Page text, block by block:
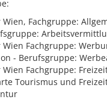
Fachgruppe:
Fachgruppe:
- Berufsgruppe:
Fachgruppe:
Tourismus und